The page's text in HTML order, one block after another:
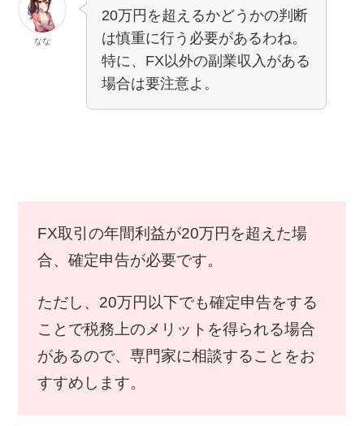
なな
20万円を超えるかどうかの判断
は慎重に行う必要があるわね。
特に、FX以外の副業収入がある
場合は要注意よ。
FX取引の年間利益が20万円を超えた場
合、確定申告が必要です。
ただし、20万円以下でも確定申告をする
ことで税務上のメリットを得られる場合
があるので、専門家に相談することをお
すすめします。